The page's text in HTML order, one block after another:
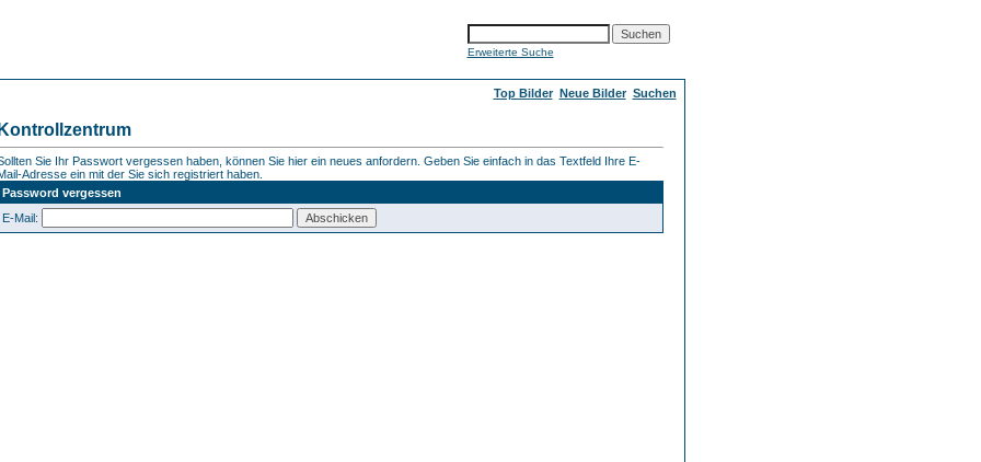
Erweiterte Suche
Top Bilder Neue Bilder Suchen
Kontrollzentrum
Sie Ihr Passwort vergessen haben, können Sie hier ein neues anfordern. Geben Sie einfach in das Textfeld Ihre E-
Adresse ein mit der Sie sich registriert haben.
Password vergessen
E-Mail: